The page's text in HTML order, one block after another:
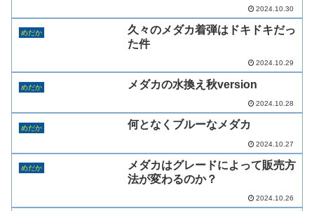
2024.10.30
めだか
久々のメダカ着弾はドキドキだっ
た件
2024.10.29
めだか メダカの水換え秋version
2024.10.28
めだか 何となくブルーなメダカ
2024.10.27
めだか
メダカはグレードによって販売方
法が変わるのか？
2024.10.26